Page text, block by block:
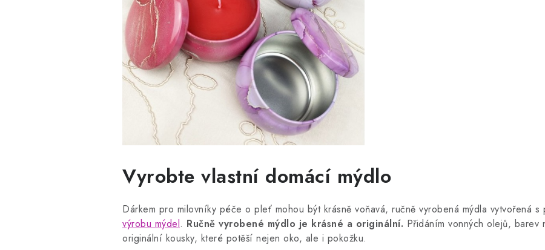
Vyrobte vlastní domácí mýdlo
Dárkem pro milovníky péče o pleť mohou být krásně voňavá, ručně vyrobená mýdla vytvořená s
výrobu mýdel. Ručně vyrobené mýdlo je krásné a originální. Přidáním vonných olejů, barev
originální kousky, které potěší nejen oko, ale i pokožku.